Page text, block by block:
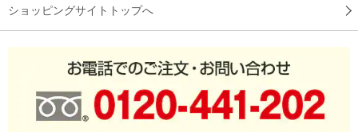
ショッピングサイトトップへ